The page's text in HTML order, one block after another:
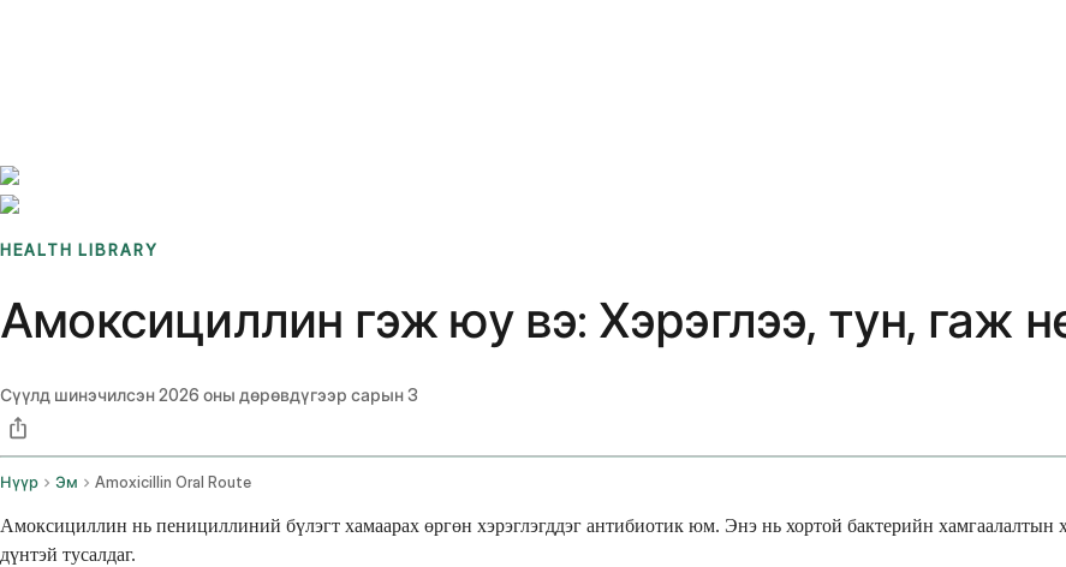
HEALTH LIBRARY
Амоксициллин гэж юу вэ: Хэрэглээ, тун, гаж
Сүүлд шинэчилсэн2026 оны дөрөвдүгээр сарын 3
Нүүр Эм Amoxicillin Oral Route
Амоксициллин нь пенициллиний бүлэгт хамаарах өргөн хэрэглэгддэг антибиотик юм. Энэ нь хортой бактерийн хамгаалалтын
дүнтэй тусалдаг.